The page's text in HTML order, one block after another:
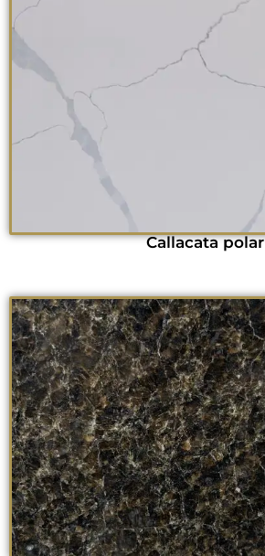
Callacata polar